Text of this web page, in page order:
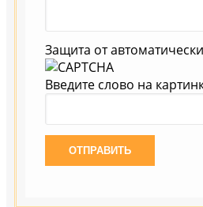
Защита от
Введите слово на